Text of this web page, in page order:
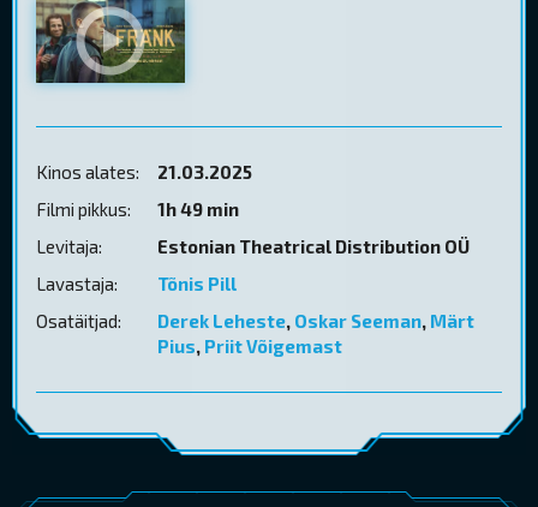
Kinos alates:
21.03.2025
Filmi pikkus:
1h 49 min
Levitaja:
Estonian Theatrical Distribution OÜ
Lavastaja:
Tõnis Pill
Osatäitjad:
Derek Leheste, Oskar Seeman, Märt
Pius, Priit Võigemast